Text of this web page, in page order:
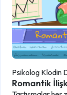
Psikolog Klodin
Romantik